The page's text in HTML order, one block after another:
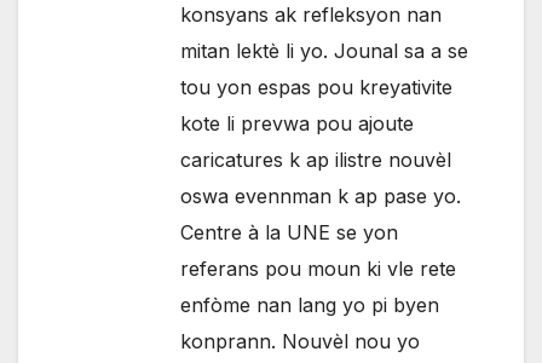
konsyans ak refleksyon nan
mitan lektè li yo. Jounal sa a se
tou yon espas pou kreyativite
kote li prevwa pou ajoute
caricatures k ap ilistre nouvèl
oswa evennman k ap pase yo.
Centre à la UNE se yon
referans pou moun ki vle rete
enfòme nan lang yo pi byen
konprann. Nouvèl nou yo